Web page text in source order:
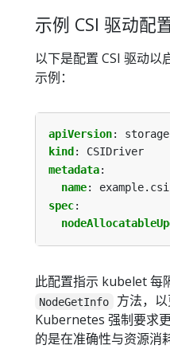
示例 CSI 驱动配
以下是配置 CSI 驱动以
示例：
apiVersion:
kind :
CSIDriver
metadata:
name:
spec:
此配置指示 kubelet 每
NodeGetInfo
方法，以
Kubernetes 强制要求
的是在准确性与资源消